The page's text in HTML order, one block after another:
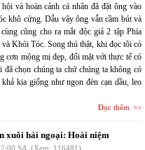
và hoàn cảnh cá nhân đã đặt ông vào
khô cứng. Dẫu vậy ông vẫn cầm bút và
cũng cho ra mắt độc giả 2 tập Phía
Khói Tóc. Song thú thật, khi đọc tôi có
cơn mộng mị đẹp, đối mặt với thực tế có
chọn chúng ta chứ chúng ta không có
kia giống như ngọn đèn cạn dầu, leo
Đọc thêm
xuôi hải ngoại: Hoài niệm
SA (Xem: 116481)